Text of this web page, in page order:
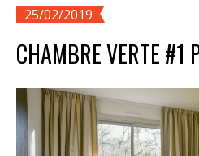
25/02/2019
CHAMBRE VERTE #1